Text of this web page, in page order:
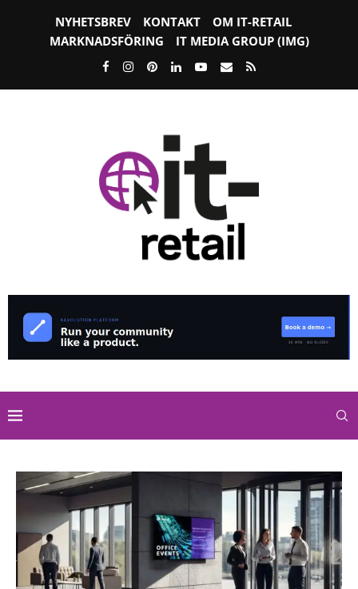
NYHETSBREV KONTAKT
OM IT-RETAIL
MARKNADSFÖRING
IT MEDIA GROUP (IMG)